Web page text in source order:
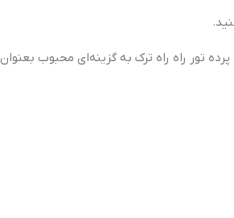
تور راه راه ترک به گزینه‌ای محبوب بعنوان